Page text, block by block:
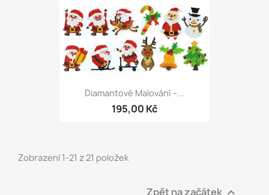
Diamantové Malování –...
195,00 Kč
Zobrazení 1-21 z 21 položek
Zpět na začátek